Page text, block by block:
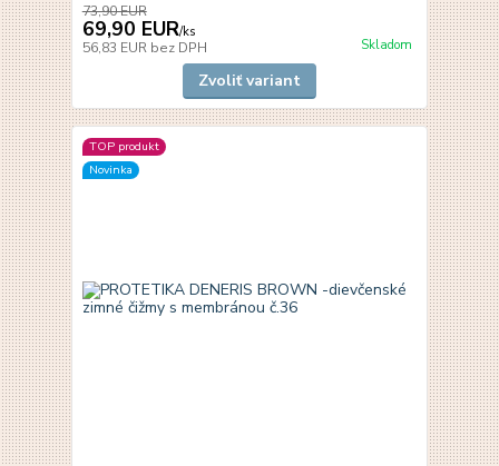
73,90 EUR
69,90 EUR/ks
56,83 EUR bez DPH Skladom
Zvoliť variant
TOP produkt
Novinka